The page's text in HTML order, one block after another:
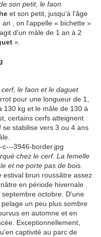
son petit, le faon
et son petit, jusqu'à l'âge
an , on l'appelle « bichette »
d'un mâle de 1 an à 2
».
le faon et le daguet
pour une longueur de 1,
130 kg et le mâle de 130 à
certains cerfs atteignent
stabilise vers 3 ou 4 ans
chez le cerf. La femelle
et ne porte pas de bois.
estival brun roussâtre assez
en période hivernale .
octobre. D'une
un peu plus sombre
en automne et en
Exceptionnellement,
captivité au parc de